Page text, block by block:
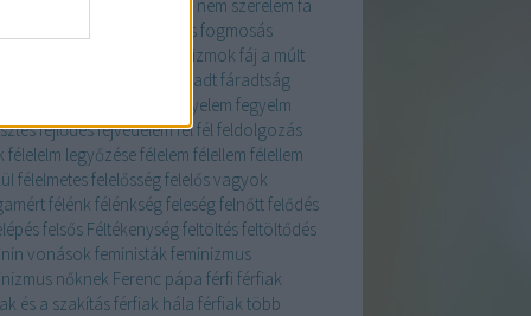
ez nem szerelem fa
fájdalmas fogmosás
fájó izmok fáj a múlt
fáradtfáradtság
fegyelem fegyelm
fejlődésfejvédelemfelfél feldolgozás
félelelm legyőzésefélelem félellem félellem
félelmetesfelelősségfelelős vagyok
félénk félénkségfeleségfelnőttfelődés
felsős Féltékenységfeltöltésfeltöltődés
vonások feministák feminizmus
nőknek Ferenc pápa férfi férfiak
és a szakításférfiak hála férfiak több